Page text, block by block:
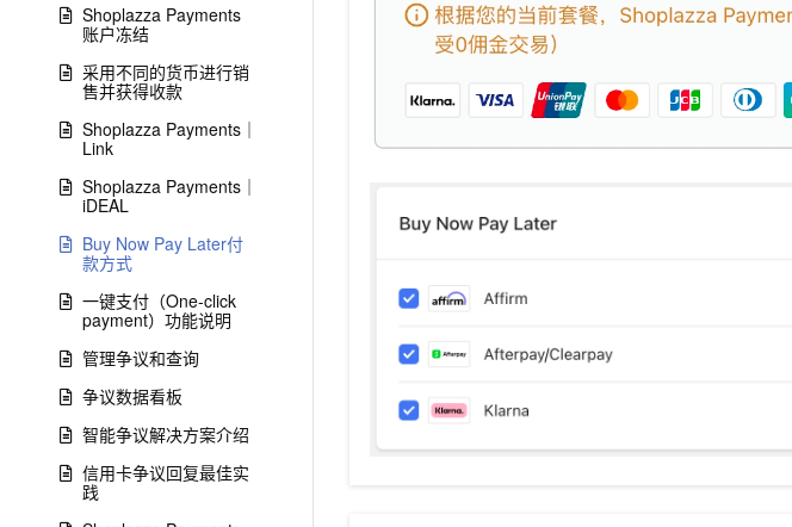
Shoplazza Payments
账户冻结
采用不同的货币进行销
售并获得收款
Shoplazza Payments｜
Link
Shoplazza Payments｜
iDEAL
Buy Now Pay Later付
款方式
一键支付（One-click
payment）功能说明
管理争议和查询
争议数据看板
智能争议解决方案介绍
信用卡争议回复最佳实
践